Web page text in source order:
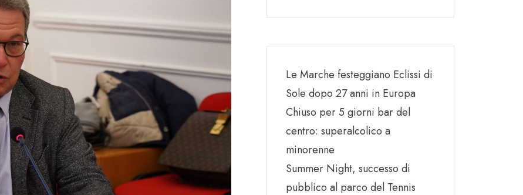
Le Marche festeggiano Eclissi di
Sole dopo 27 anni in Europa
Chiuso per 5 giorni bar del
centro: superalcolico a
minorenne
Summer Night, successo di
pubblico al parco del Tennis